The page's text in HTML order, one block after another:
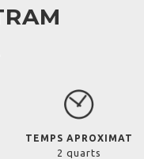
TEMPS APROXIMAT
2 quarts